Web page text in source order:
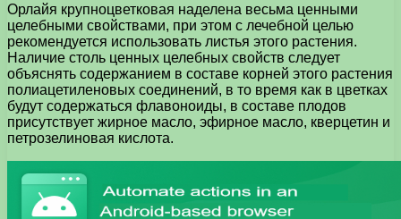
Орлайя крупноцветковая наделена весьма ценными
целебными свойствами, при этом с лечебной целью
рекомендуется использовать листья этого растения.
Наличие столь ценных целебных свойств следует
объяснять содержанием в составе корней этого растения
полиацетиленовых соединений, в то время как в цветках
будут содержаться флавоноиды, в составе плодов
присутствует жирное масло, эфирное масло, кверцетин и
петрозелиновая кислота.